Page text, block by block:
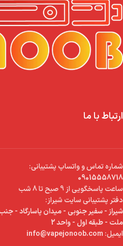
ارتباط با ما
شماره تماس و واتساپ پشتیبانی:
09015558718
ساعت پاسخگویی از 9 صبح تا 8 شب
دفتر پشتیبانی سایت شیراز:
شیراز - سفیر جنوبی - میدان پاسارگاد -
ملت - طبقه اول - واحد 2
ایمیل: